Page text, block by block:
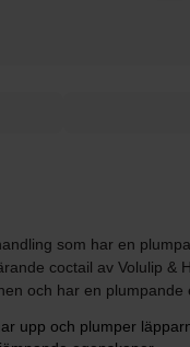
som har en
coctail av Volulip &
och har en plumpande
upp och plumper